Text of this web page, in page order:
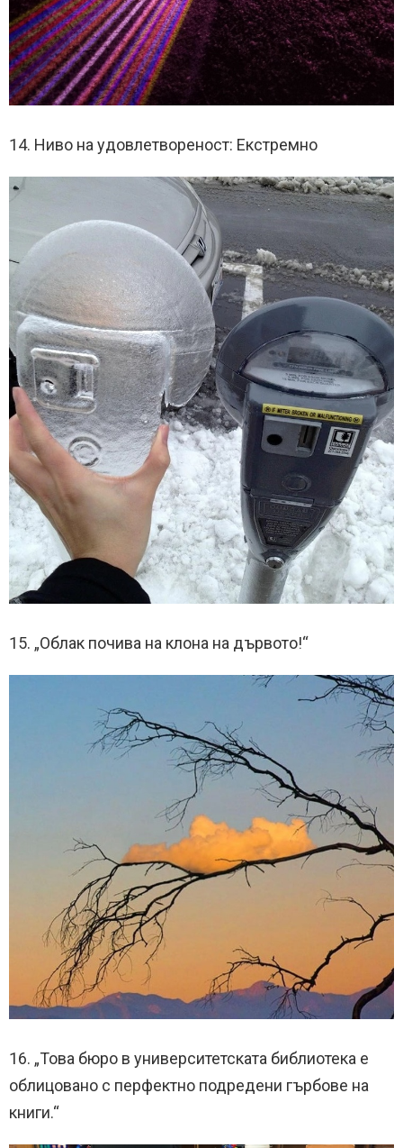
14. Ниво на удовлетвореност: Екстремно
15. „Облак почива на клона на дървото!“
16. „Това бюро в университетската библиотека е
облицовано с перфектно подредени гърбове на
книги.“